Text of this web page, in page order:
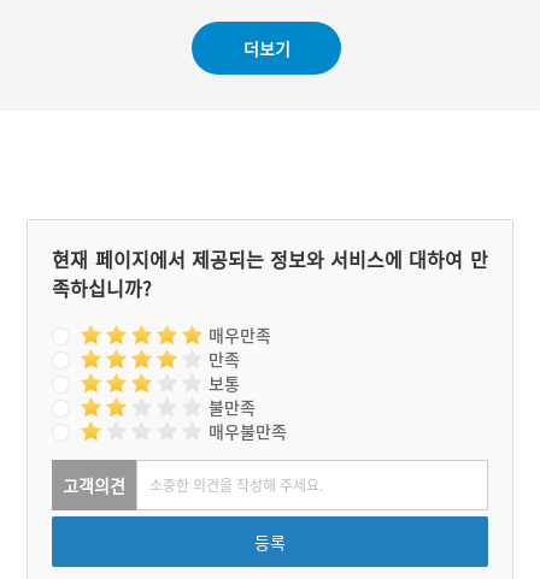
영되고 있다. 특히 2002년
부터 반딧불이 상징하는 청
정 이미지를 살려 테마가 있
더보기
현재 페이지에서 제공되는 정보와 서비스에 대하여 만
족하십니까?
매우만족
만족
보통
불만족
매우불만족
고객의견
등록